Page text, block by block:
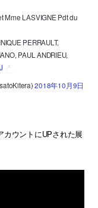
Mme LASVIGNE Pdt du
PERRAULT,
PAUL ANDRIEU,
2018年10月9日
カウントにUPされた展